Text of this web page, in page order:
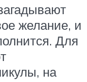
желание, и
Для
на